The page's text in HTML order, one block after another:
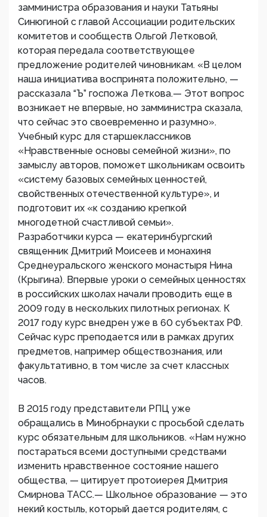
замминистра образования и науки Татьяны
Синюгиной с главой Ассоциации родительских
комитетов и сообществ Ольгой Летковой,
которая передала соответствующее
предложение родителей чиновникам. «В целом
наша инициатива воспринята положительно, —
рассказала “Ъ” госпожа Леткова.— Этот вопрос
возникает не впервые, но замминистра сказала,
что сейчас это своевременно и разумно».
Учебный курс для старшеклассников
«Нравственные основы семейной жизни», по
замыслу авторов, поможет школьникам освоить
«систему базовых семейных ценностей,
свойственных отечественной культуре», и
подготовит их «к созданию крепкой
многодетной счастливой семьи».
Разработчики курса — екатеринбургский
священник Дмитрий Моисеев и монахиня
Среднеуральского женского монастыря Нина
(Крыгина). Впервые уроки о семейных ценностях
в российских школах начали проводить еще в
2009 году в нескольких пилотных регионах. К
2017 году курс внедрен уже в 60 субъектах РФ.
Сейчас курс преподается или в рамках других
предметов, например обществознания, или
факультативно, в том числе за счет классных
часов.
В 2015 году представители РПЦ уже
обращались в Минобрнауки с просьбой сделать
курс обязательным для школьников. «Нам нужно
постараться всеми доступными средствами
изменить нравственное состояние нашего
общества, — цитирует протоиерея Дмитрия
Смирнова ТАСС.— Школьное образование — это
некий костыль, который дается родителям, с